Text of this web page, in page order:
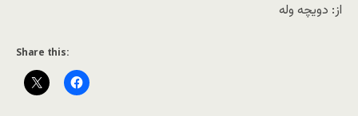
از: دویچه وله
Share this: